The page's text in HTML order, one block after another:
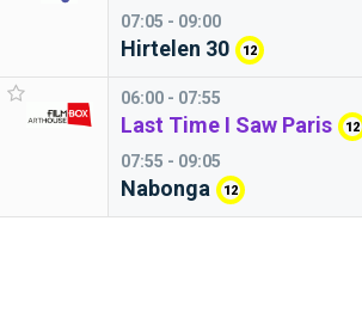
07:05 - 09:00
Hirtelen 30 12
06:00 - 07:55
Last Time I Saw Paris 12
07:55 - 09:05
Nabonga 12